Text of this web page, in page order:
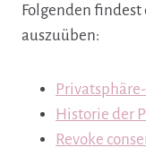
Folgenden
auszuüben:
Historie der
Revoke